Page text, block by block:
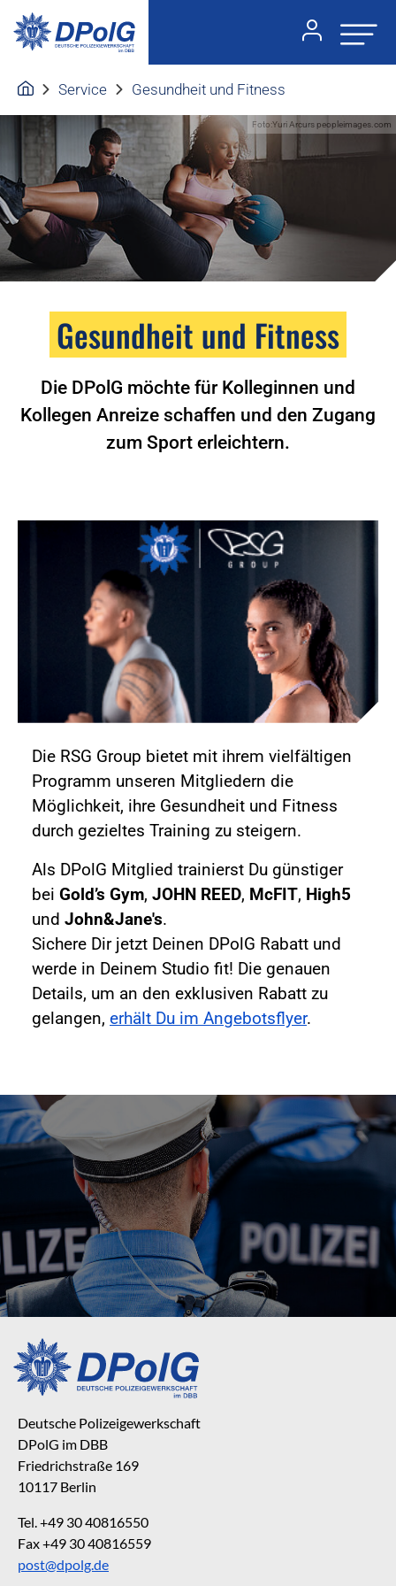
Service Gesundheit und Fitness
Foto:Yuri Arcurs peopleimages.com
Gesundheit und Fitness
Die DPolG möchte für Kolleginnen und
Kollegen Anreize schaffen und den Zugang
zum Sport erleichtern.
Die RSG Group bietet mit ihrem vielfältigen
Programm unseren Mitgliedern die
Möglichkeit, ihre Gesundheit und Fitness
durch gezieltes Training zu steigern.
Als DPolG Mitglied trainierst Du günstiger
bei Gold’s Gym, JOHN REED, McFIT, High5
und John&Jane's.
Sichere Dir jetzt Deinen DPolG Rabatt und
werde in Deinem Studio fit! Die genauen
Details, um an den exklusiven Rabatt zu
gelangen, erhält Du im Angebotsflyer.
Deutsche Polizeigewerkschaft
DPolG im DBB
Friedrichstraße 169
10117 Berlin
Tel. +49 30 40816550
Fax +49 30 40816559
post@dpolg.de